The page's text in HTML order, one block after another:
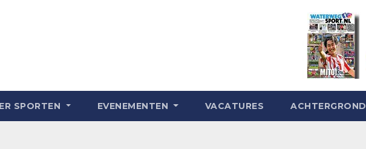
SPORTEN EVENEMENTEN VACATURES ACHTERGROND